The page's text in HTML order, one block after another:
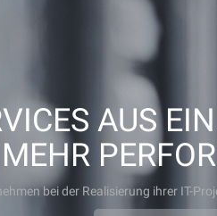
AUS
MEHR
bei der Realisierung ihrer IT-